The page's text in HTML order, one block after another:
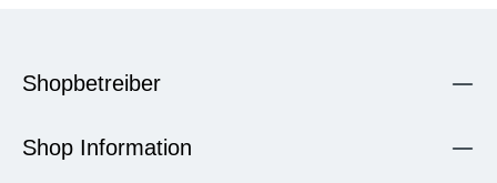
Shopbetreiber
Shop Information